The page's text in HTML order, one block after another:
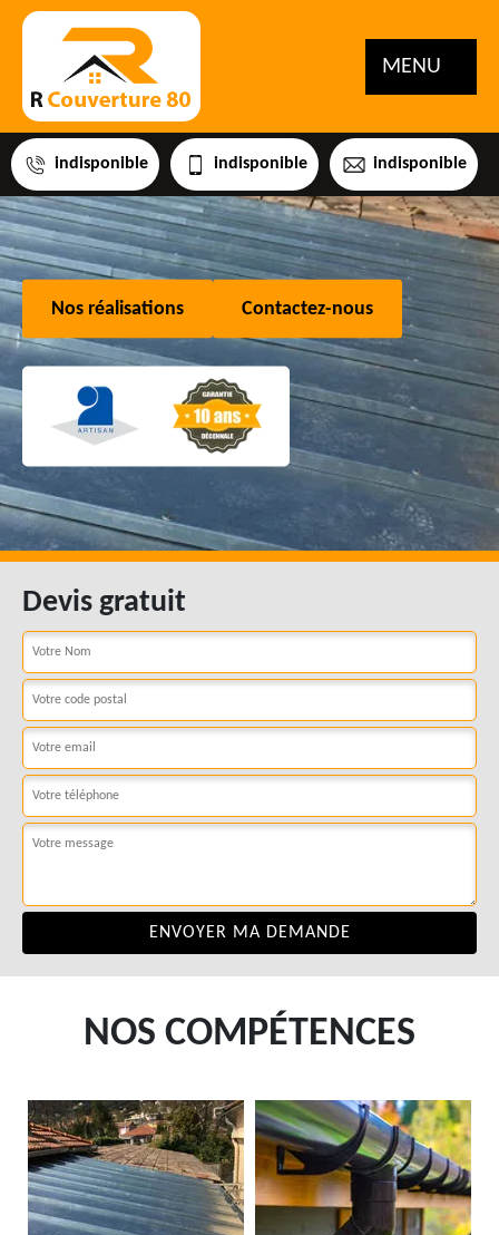
MENU
indisponible indisponible indisponible
Nos réalisations Contactez-nous
Devis gratuit
NOS COMPÉTENCES